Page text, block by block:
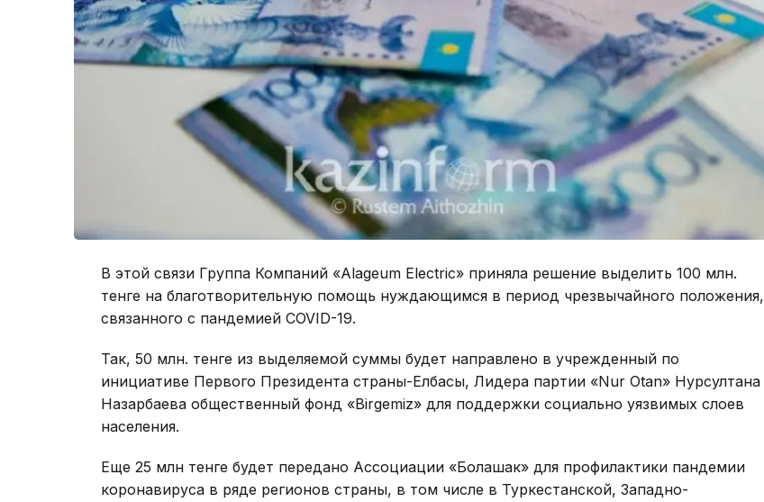
В этой связи Группа Компаний «Alageum Electric» приняла решение выделить 100 млн.
тенге на благотворительную помощь нуждающимся в период чрезвычайного положения,
связанного с пандемией COVID-19.
Так, 50 млн. тенге из выделяемой суммы будет направлено в учрежденный по
инициативе Первого Президента страны-Елбасы, Лидера партии «Nur Otan» Нурсултана
Назарбаева общественный фонд «Birgemiz» для поддержки социально уязвимых слоев
населения.
Еще 25 млн тенге будет передано Ассоциации «Болашак» для профилактики пандемии
коронавируса в ряде регионов страны, в том числе в Туркестанской, Западно-